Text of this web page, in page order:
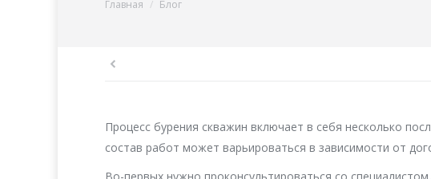
You are here:
Главная Блог
Процесс бурения скважин включает в себя несколько
состав работ может варьироваться в зависимости от